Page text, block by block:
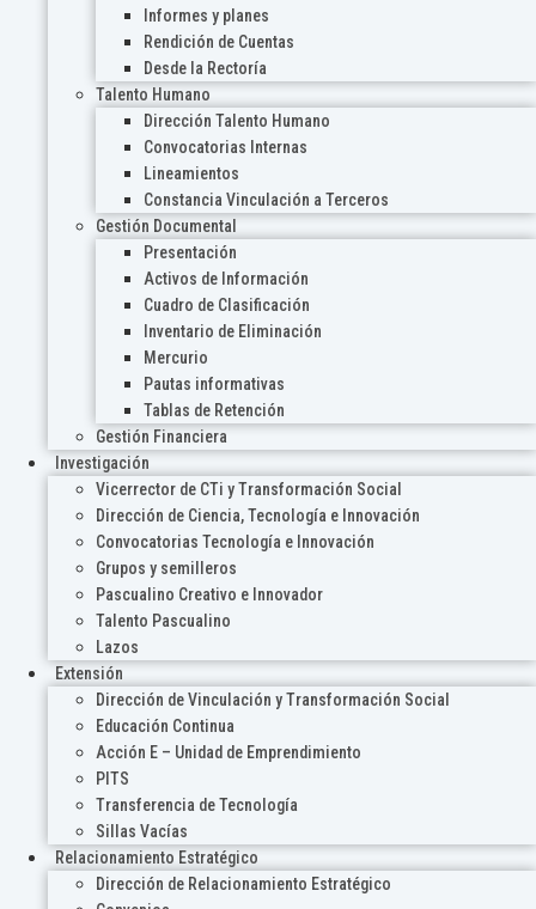
Informes y planes
Rendición de Cuentas
Desde la Rectoría
Talento Humano
Dirección Talento Humano
Convocatorias Internas
Lineamientos
Constancia Vinculación a Terceros
Gestión Documental
Presentación
Activos de Información
Cuadro de Clasificación
Inventario de Eliminación
Mercurio
Pautas informativas
Tablas de Retención
Gestión Financiera
Investigación
Vicerrector de CTi y Transformación Social
Dirección de Ciencia, Tecnología e Innovación
Convocatorias Tecnología e Innovación
Grupos y semilleros
Pascualino Creativo e Innovador
Talento Pascualino
Lazos
Extensión
Dirección de Vinculación y Transformación Social
Educación Continua
Acción E – Unidad de Emprendimiento
PITS
Transferencia de Tecnología
Sillas Vacías
Relacionamiento Estratégico
Dirección de Relacionamiento Estratégico